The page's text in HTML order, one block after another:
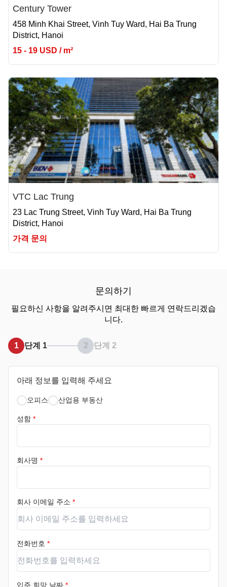
Century Tower
458 Minh Khai Street, Vinh Tuy Ward, Hai Ba Trung
District, Hanoi
15 - 19 USD / m²
VTC Lac Trung
23 Lac Trung Street, Vinh Tuy Ward, Hai Ba Trung
District, Hanoi
가격 문의
문의하기
필요하신 사항을 알려주시면 최대한 빠르게 연락드리겠습
니다.
1 단계 1 2 단계 2
아래 정보를 입력해 주세요
오피스 산업용 부동산
성함 *
회사명 *
회사 이메일 주소 *
전화번호 *
입주 희망 날짜 *